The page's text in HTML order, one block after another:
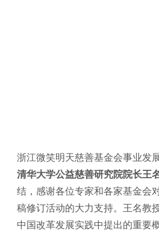
浙江微笑明天慈善基金会事业发
清华大学公益慈善研究院院长王
结，感谢各位专家和各家基金会
稿修订活动的大力支持。王名教
中国改革发展实践中提出的重要